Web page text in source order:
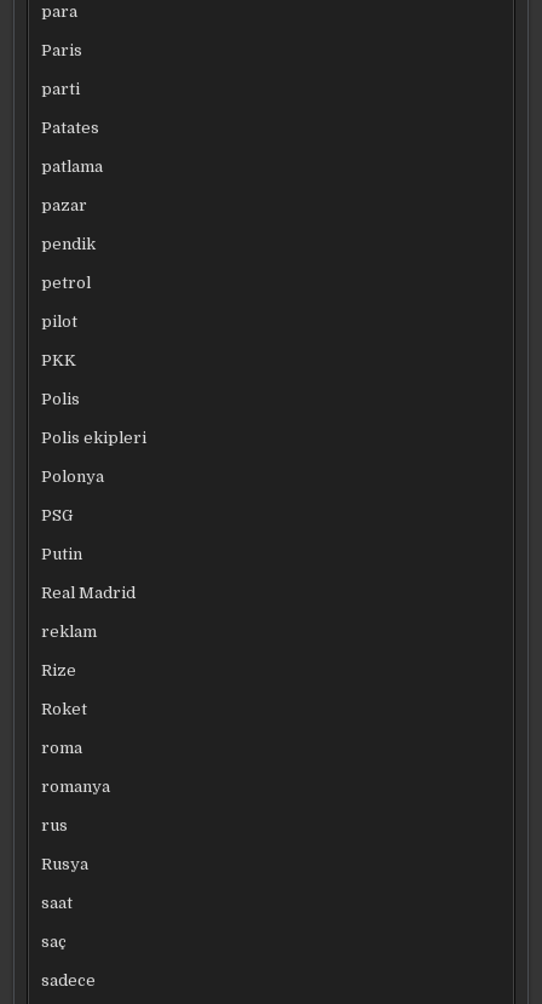
para
Paris
parti
Patates
patlama
pazar
pendik
petrol
pilot
PKK
Polis
Polis ekipleri
Polonya
PSG
Putin
Real Madrid
reklam
Rize
Roket
roma
romanya
rus
Rusya
saat
saç
sadece